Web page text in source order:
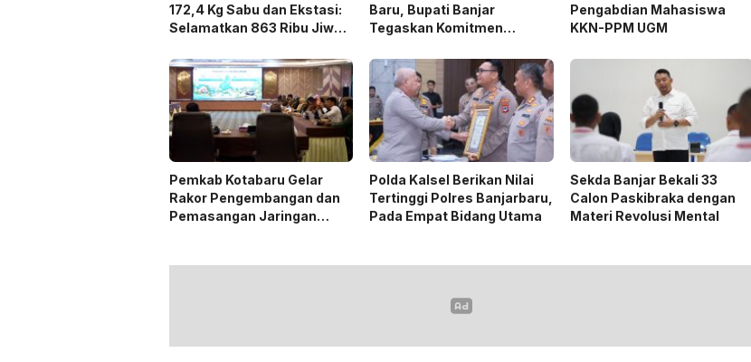
172,4 Kg Sabu dan Ekstasi:
Selamatkan 863 Ribu Jiwa
4,3 Triliun
Baru, Bupati Banjar
Tegaskan Komitmen
Pengabdian Mahasiswa
KKN-PPM UGM
Pemkab Kotabaru Gelar
Rakor Pengembangan dan
Pemasangan Jaringan
Polda Kalsel Berikan Nilai
Tertinggi Polres Banjarbaru,
Pada Empat Bidang Utama
Sekda Banjar Bekali 33
Calon Paskibraka dengan
Materi Revolusi Mental